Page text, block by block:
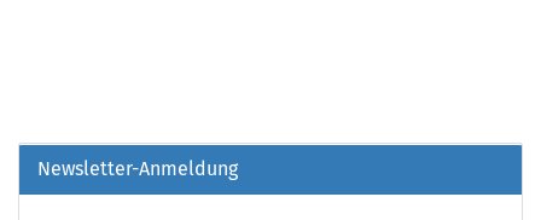
Newsletter-Anmeldung